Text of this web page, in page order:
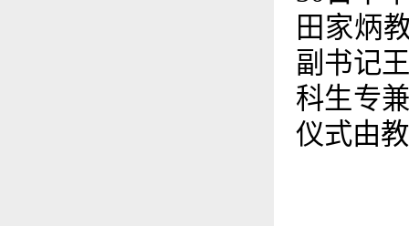
田家炳
副书记
科生专
仪式由